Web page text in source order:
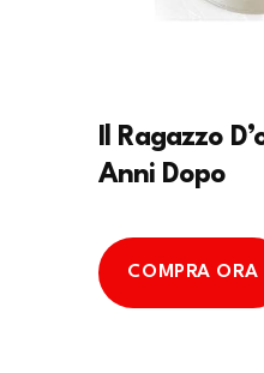
Il Ragazzo
Anni Dopo
COMPRA ORA